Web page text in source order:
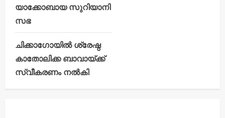
യാക്കോബായ സുറിയാനി
സഭ
ചിക്കാഗോയിൽ ശ്രേഷ്ഠ
കാതോലിക്ക ബാവായ്ക്ക്
സ്വീകരണം നൽകി